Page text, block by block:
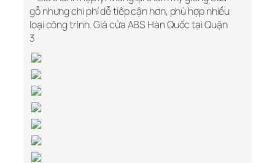
gỗ nhưng chi phí dễ tiếp cận hơn, phù hợp nhiều
loại công trình.Giá cửa ABS Hàn Quốc tại Quận
3